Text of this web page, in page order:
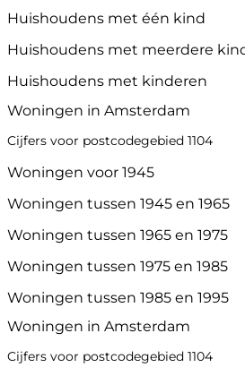
Huishoudens met één kind
Huishoudens met meerdere
Huishoudens met kinderen
Woningen in Amsterdam
Cijfers voor postcodegebied 1104
Woningen voor 1945
Woningen tussen 1945 en 1965
Woningen tussen 1965 en 1975
Woningen tussen 1975 en 1985
Woningen tussen 1985 en 1995
Woningen in Amsterdam
Cijfers voor postcodegebied 1104